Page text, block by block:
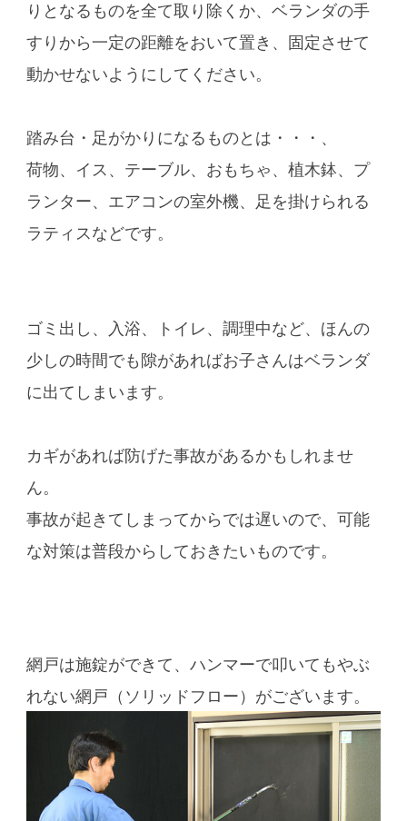
りとなるものを全て取り除くか、ベランダの手
すりから一定の距離をおいて置き、固定させて
動かせないようにしてください。
踏み台・足がかりになるものとは・・・、
荷物、イス、テーブル、おもちゃ、植木鉢、プ
ランター、エアコンの室外機、足を掛けられる
ラティスなどです。
ゴミ出し、入浴、トイレ、調理中など、ほんの
少しの時間でも隙があればお子さんはベランダ
に出てしまいます。
カギがあれば防げた事故があるかもしれませ
ん。
事故が起きてしまってからでは遅いので、可能
な対策は普段からしておきたいものです。
網戸は施錠ができて、ハンマーで叩いてもやぶ
れない網戸（ソリッドフロー）がございます。